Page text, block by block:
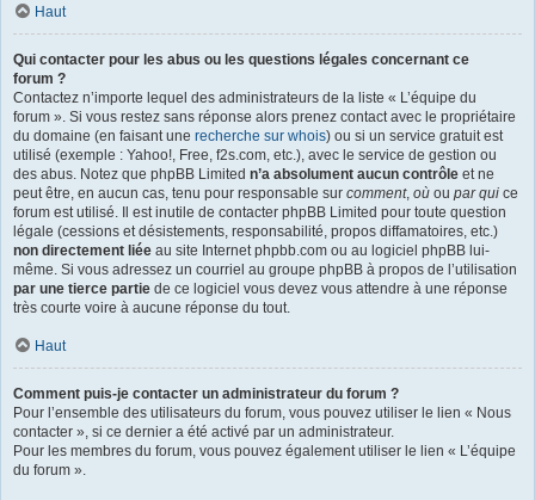
Haut
Qui contacter pour les abus ou les questions légales concernant ce
forum ?
Contactez n’importe lequel des administrateurs de la liste « L’équipe du
forum ». Si vous restez sans réponse alors prenez contact avec le propriétaire
du domaine (en faisant une recherche sur whois) ou si un service gratuit est
utilisé (exemple : Yahoo!, Free, f2s.com, etc.), avec le service de gestion ou
des abus. Notez que phpBB Limited n’a absolument aucun contrôle et ne
peut être, en aucun cas, tenu pour responsable sur comment, où ou par qui ce
forum est utilisé. Il est inutile de contacter phpBB Limited pour toute question
légale (cessions et désistements, responsabilité, propos diffamatoires, etc.)
non directement liée au site Internet phpbb.com ou au logiciel phpBB lui-
même. Si vous adressez un courriel au groupe phpBB à propos de l’utilisation
par une tierce partie de ce logiciel vous devez vous attendre à une réponse
très courte voire à aucune réponse du tout.
Haut
Comment puis-je contacter un administrateur du forum ?
Pour l’ensemble des utilisateurs du forum, vous pouvez utiliser le lien « Nous
contacter », si ce dernier a été activé par un administrateur.
Pour les membres du forum, vous pouvez également utiliser le lien « L’équipe
du forum ».